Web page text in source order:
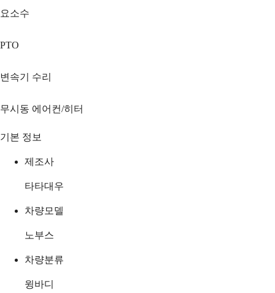
요소수
PTO
변속기 수리
무시동 에어컨/히터
기본 정보
제조사
타타대우
차량모델
노부스
차량분류
윙바디